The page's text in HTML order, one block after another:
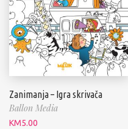
Zanimanja – Igra skrivača
Ballon Media
KM5.00